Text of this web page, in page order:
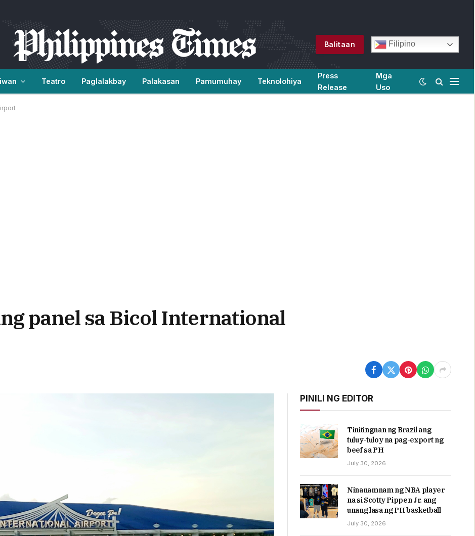
Balitaan Filipino
Teatro Paglalakbay Palakasan Pamumuhay Teknolohiya
Press
Release
Mga
Uso
panel sa Bicol International
PINILI NG EDITOR
Tinitingnan ng Brazil ang
tuluy-tuloy na pag-export ng
beef sa PH
July 30, 2026
Ninanamnam ng NBA player
na si Scotty Pippen Jr. ang
unang lasa ng PH basketball
July 30, 2026